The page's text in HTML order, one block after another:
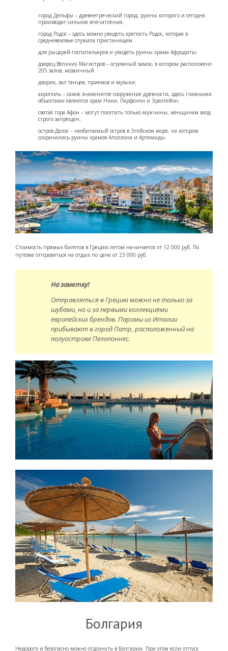
город Дельфы – древнегреческий город, руины которого и сегодня
производят сильное впечатления;
город Родос – здесь можно увидеть крепость Родос, которая в
средневековье служила пристанищем
для рыцарей-госпитальеров и увидеть руины храма Афродиты;
дворец Великих Магистров – огромный замок, в котором расположено
205 залов, мозаичный
дворик, зал танцев, приемов и музыки;
акрополь – самое знаменитое сооружение древности, здесь главными
объектами являются храм Ники, Парфенон и Эрехтейон;
святая гора Афон – могут посетить только мужчины, женщинам вход
строго запрещен;
остров Делос – необитаемый остров в Эгейском море, на котором
сохранились руины храмов Аполлона и Артемиды.
Стоимость прямых билетов в Грецию летом начинается от 12 000 руб. По
путевке отправиться на отдых по цене от 23 000 руб.
На заметку!
Отправляться в Грецию можно не только за
шубами, но и за первыми коллекциями
европейских брендов. Паромы из Италии
прибывают в город Патр, расположенный на
полуострове Пелопоннес.
Болгария
Недорого и безопасно можно отдохнуть в Болгарии. При этом если отпуск